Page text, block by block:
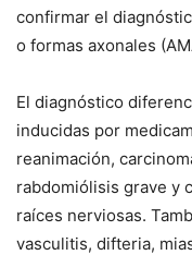
confirmar el
o formas axonales
El diagnóstico
inducidas por
reanimación,
rabdomiólisis grave y
raíces nerviosas.
vasculitis, difteria,